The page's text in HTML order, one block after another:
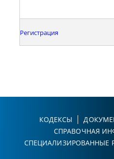
Регистрация
КОДЕКСЫ
СПРАВОЧНАЯ
СПЕЦИАЛИЗИРОВАННЫЕ